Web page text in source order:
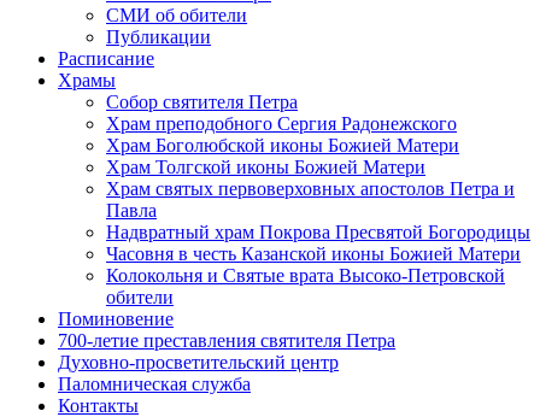
СМИ об обители
Публикации
Расписание
Храмы
Собор святителя Петра
Храм преподобного Сергия Радонежского
Храм Боголюбской иконы Божией Матери
Храм Толгской иконы Божией Матери
Храм святых первоверховных апостолов Петра и
Павла
Надвратный храм Покрова Пресвятой Богородицы
Часовня в честь Казанской иконы Божией Матери
Колокольня и Святые врата Высоко-Петровской
обители
Поминовение
700-летие преставления святителя Петра
Духовно-просветительский центр
Паломническая служба
Контакты